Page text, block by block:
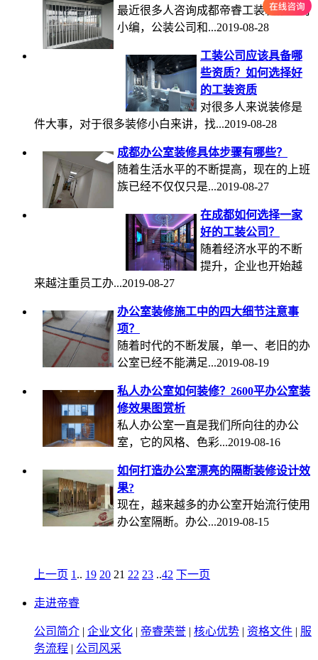
最近很多人咨询成都帝睿工装装修公司
小编，公装公司和...2019-08-28
工装公司应该具备哪
些资质？如何选择好
的工装资质
对很多人来说装修是
件大事，对于很多装修小白来讲，找...2019-08-28
成都办公室装修具体步骤有哪些？
随着生活水平的不断提高，现在的上班
族已经不仅仅只是...2019-08-27
在成都如何选择一家
好的工装公司？
随着经济水平的不断
提升，企业也开始越
来越注重员工办...2019-08-27
办公室装修施工中的四大细节注意事
项？
随着时代的不断发展，单一、老旧的办
公室已经不能满足...2019-08-19
私人办公室如何装修？2600平办公室装
修效果图赏析
私人办公室一直是我们所向往的办公
室，它的风格、色彩...2019-08-16
如何打造办公室漂亮的隔断装修设计效
果?
现在，越来越多的办公室开始流行使用
办公室隔断。办公...2019-08-15
上一页 1 .. 19 20 21 22 23 ..42 下一页
走进帝睿
公司简介 | 企业文化 | 帝睿荣誉 | 核心优势 | 资格文件 | 服
务流程 | 公司风采